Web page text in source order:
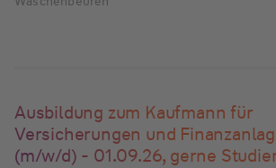
Ausbildung zum Kaufmann für
Versicherungen und
(m/w/d) - 01.09.26, gerne